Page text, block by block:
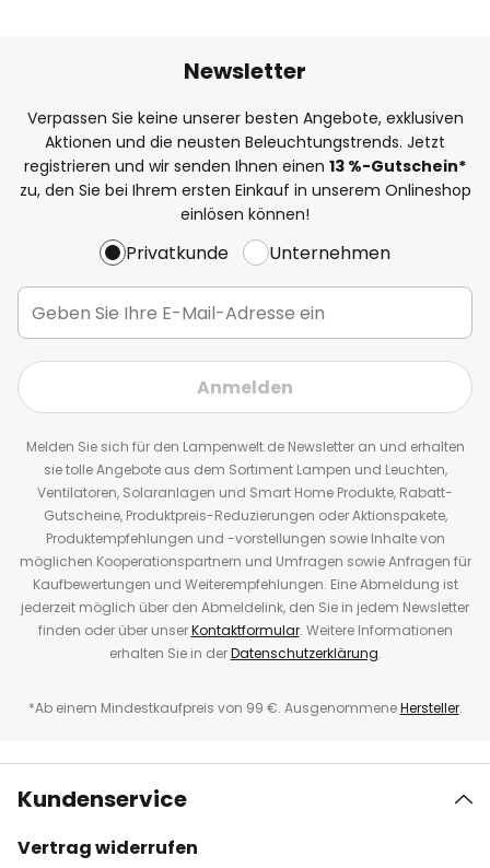
Newsletter
Verpassen Sie keine unserer besten Angebote, exklusiven
Aktionen und die neusten Beleuchtungstrends. Jetzt
registrieren und wir senden Ihnen einen 13 %-Gutschein*
zu, den Sie bei Ihrem ersten Einkauf in unserem Onlineshop
einlösen können!
Privatkunde Unternehmen
Anmelden
Melden Sie sich für den Lampenwelt.de Newsletter an und erhalten
sie tolle Angebote aus dem Sortiment Lampen und Leuchten,
Ventilatoren, Solaranlagen und Smart Home Produkte, Rabatt-
Gutscheine, Produktpreis-Reduzierungen oder Aktionspakete,
Produktempfehlungen und -vorstellungen sowie Inhalte von
möglichen Kooperationspartnern und Umfragen sowie Anfragen für
Kaufbewertungen und Weiterempfehlungen. Eine Abmeldung ist
jederzeit möglich über den Abmeldelink, den Sie in jedem Newsletter
finden oder über unserKontaktformular. Weitere Informationen
erhalten Sie in derDatenschutzerklärung.
*Ab einem Mindestkaufpreis von 99 €. AusgenommeneHersteller.
Kundenservice
Vertrag widerrufen